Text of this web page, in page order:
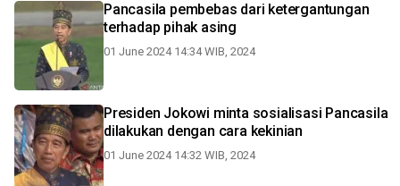
Pancasila pembebas dari ketergantungan
terhadap pihak asing
01 June 2024 14:34 WIB, 2024
Presiden Jokowi minta sosialisasi Pancasila
dilakukan dengan cara kekinian
01 June 2024 14:32 WIB, 2024